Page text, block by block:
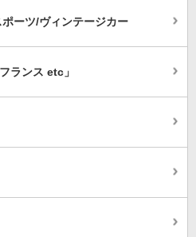
ーツ/ヴィンテージカー
ランス etc」